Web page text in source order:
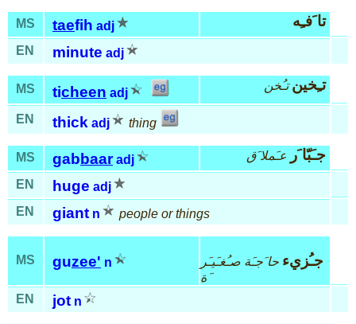
MS taefih adj تا َفـِه
EN minute adj
MS ticheen adj تـِخين تـُخن
EN thick adj thing
MS gabbaar adj جـَبّا َر عـَملا َق
EN huge adj
EN
giant n people or things
MS guzee' n جـُزيء حا َجـَة صـُغـَيـَر
َة
EN
jot n